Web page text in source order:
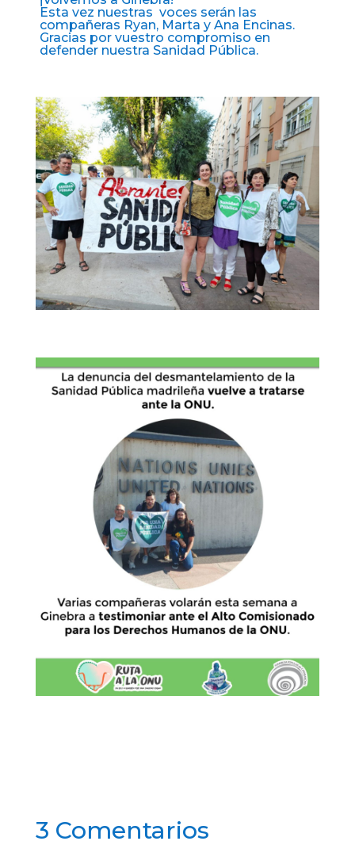
Esta vez nuestras voces serán las
compañeras Ryan, Marta y Ana Encinas.
Gracias por vuestro compromiso en
defender nuestra Sanidad Pública.
3 Comentarios